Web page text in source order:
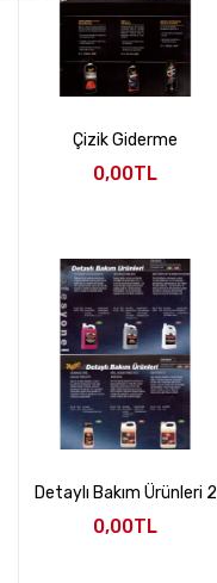
Çizik Giderme
0,00TL
Detaylı Bakım Ürünleri 2
0,00TL